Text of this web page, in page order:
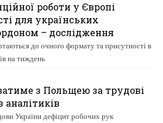
роботи у Європі
для українських
– дослідження
до очного формату та присутності в
на тиждень
з Польщею за трудові
аналітиків
України дефіцит робочих рук